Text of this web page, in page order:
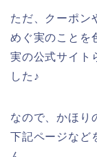
ただ、クーポン
めぐ実のことを
実の公式サイト
した♪
なので、かほり
下記ページなど